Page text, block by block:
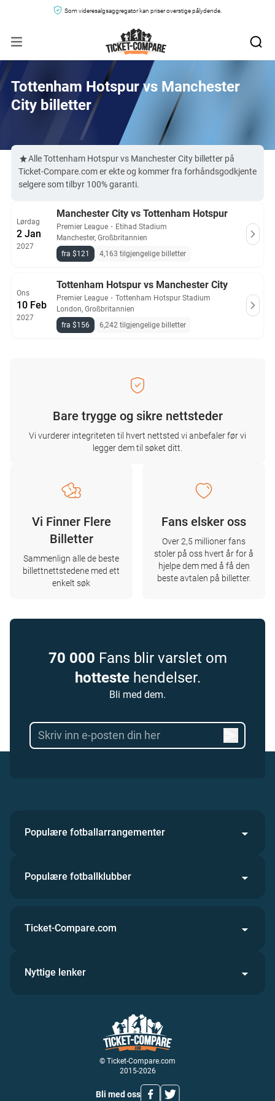
Som videresalgsaggregator kan priser overstige pålydende.
Tottenham Hotspur vs Manchester
City billetter
Alle Tottenham Hotspur vs Manchester City billetter på
Ticket-Compare.com er ekte og kommer fra forhåndsgodkjente
selgere som tilbyr 100% garanti.
Lørdag
2 Jan
2027
Manchester City vs Tottenham Hotspur
Premier League ・ Etihad Stadium
Manchester, Großbritannien
fra $121
4,163 tilgjengelige billetter
Ons
10 Feb
2027
Tottenham Hotspur vs Manchester City
Premier League ・ Tottenham Hotspur Stadium
London, Großbritannien
fra $156
6,242 tilgjengelige billetter
Bare trygge og sikre nettsteder
Vi vurderer integriteten til hvert nettsted vi anbefaler før vi
legger dem til søket ditt.
Vi Finner Flere
Billetter
Sammenlign alle de beste
billettnettstedene med ett
enkelt søk
Fans elsker oss
Over 2,5 millioner fans
stoler på oss hvert år for å
hjelpe dem med å få den
beste avtalen på billetter.
70 000 Fans blir varslet om
hottestehendelser.
Bli med dem.
Populære fotballarrangementer
Populære fotballklubber
© Ticket-Compare.com
2015-2026
Bli med oss
Ticket-Compare.com
Nyttige lenker